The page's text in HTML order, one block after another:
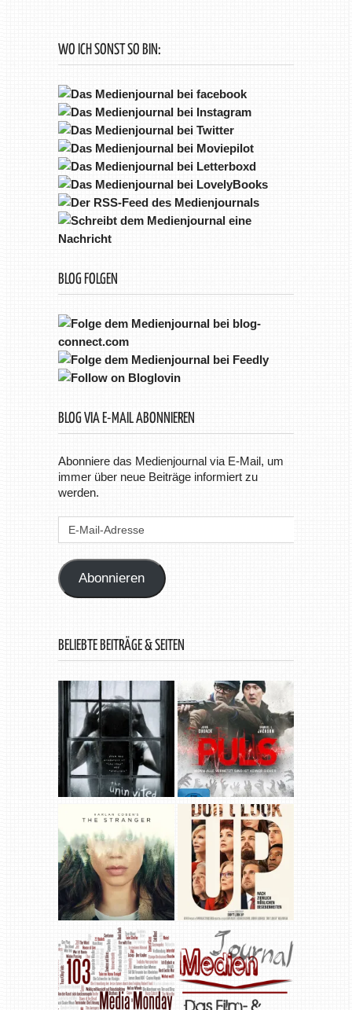
WO ICH SONST SO BIN:
BLOG FOLGEN
BLOG VIA E-MAIL ABONNIEREN
Abonniere das Medienjournal via E-Mail, um
immer über neue Beiträge informiert zu
werden.
Abonnieren
BELIEBTE BEITRÄGE & SEITEN